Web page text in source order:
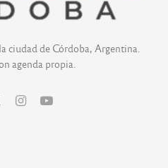
ciudad de Córdoba, Argentina.
agenda propia.